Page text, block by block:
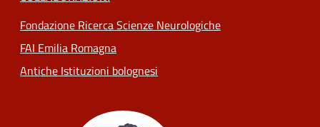
Fondazione Ricerca Scienze Neurologiche
FAI Emilia Romagna
Antiche Istituzioni bolognesi